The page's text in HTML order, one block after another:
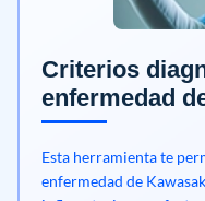
Criterios
enfermedad
Esta herramienta te
enfermedad de